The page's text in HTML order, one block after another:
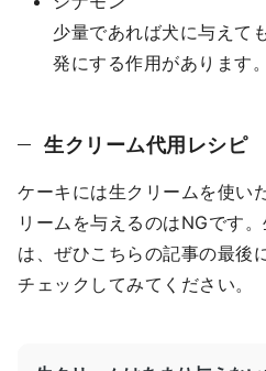
少量であれば犬に与えて
発にする作用があります。
生クリーム代用レシピ
ケーキには生クリームを使い
リームを与えるのはNGです
は、ぜひこちらの記事の最後
チェックしてみてください。